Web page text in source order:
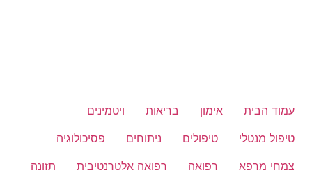
עמוד הבית אימון בריאות
ויטמינים
טיפול מנטלי
טיפולים ניתוחים
פסיכולוגיה
צמחי מרפא
רפואה רפואה אלטרנטיבית תזונה